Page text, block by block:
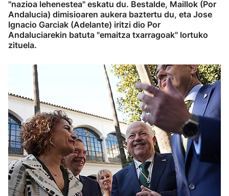
"nazioa lehenestea" eskatu du. Bestalde, Maillok (Por
Andalucia) dimisioaren aukera baztertu du, eta Jose
Ignacio Garciak (Adelante) iritzi dio Por
Andaluciarekin batuta "emaitza txarragoak" lortuko
zituela.